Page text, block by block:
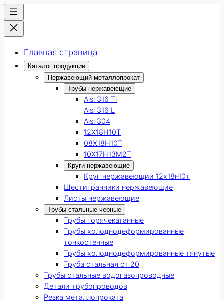
Главная страница
Каталог продукции
Нержавеющий металлопрокат
Трубы нержавеющие
Aisi 316 Ti
Aisi 316 L
Aisi 304
12Х18Н10Т
08Х18Н10Т
10Х17Н13М2Т
Круги нержавеющие
Круг нержавеющий 12х18н10т
Шестигранники нержавеющие
Листы нержавеющие
Трубы стальные черные
Трубы горячекатанные
Трубы холоднодеформированные
тонкостенные
Трубы холоднодеформированные тянутые
Труба стальная ст 20
Трубы стальные водогазопроводные
Детали трубопроводов
Резка металлопроката